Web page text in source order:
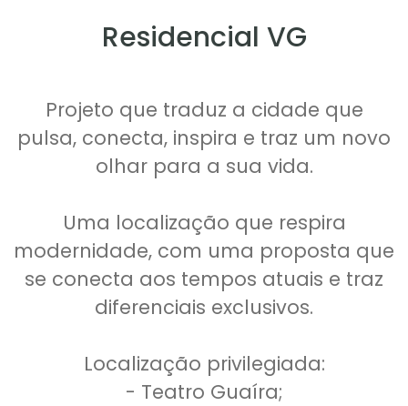
Residencial VG
Projeto que traduz a cidade que
pulsa, conecta, inspira e traz um novo
olhar para a sua vida.
Uma localização que respira
modernidade, com uma proposta que
se conecta aos tempos atuais e traz
diferenciais exclusivos.
Localização privilegiada:
- Teatro Guaíra;